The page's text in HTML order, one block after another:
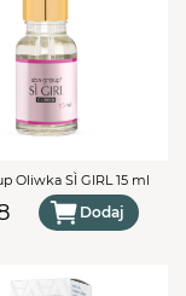
Oliwka SÌ GIRL 15 ml
Dodaj